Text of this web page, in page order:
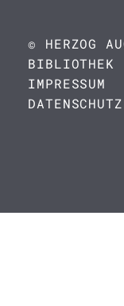
© HERZOG
BIBLIOTHEK
IMPRESSUM